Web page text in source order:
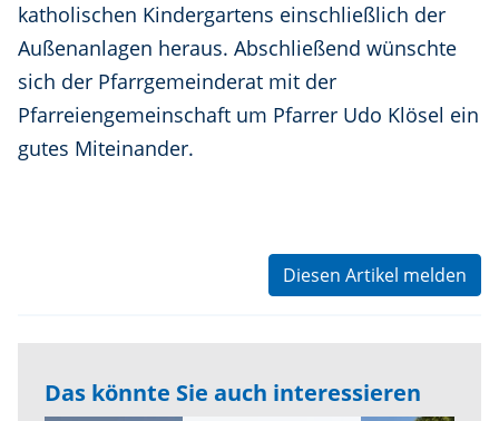
katholischen Kindergartens einschließlich der
Außenanlagen heraus. Abschließend wünschte
sich der Pfarrgemeinderat mit der
Pfarreiengemeinschaft um Pfarrer Udo Klösel ein
gutes Miteinander.
Diesen Artikel melden
Das könnte Sie auch interessieren